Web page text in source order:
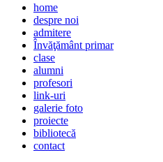
home
despre noi
admitere
Învăţământ primar
clase
alumni
profesori
link-uri
galerie foto
proiecte
bibliotecă
contact